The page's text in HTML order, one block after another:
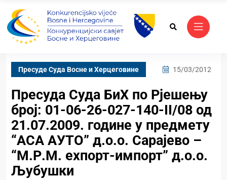
Пресуде Суда Bосне и Херцеговине 15/03/2012
Пресуда Суда БиХ по Рјешењу
број: 01-06-26-027-140-II/08 од
21.07.2009. године у предмету
“АСА АУТО” д.о.о. Сарајево –
“М.Р.М. еxпорт-импорт” д.о.о.
Љубушки